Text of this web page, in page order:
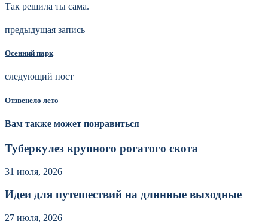
Так решила ты сама.
предыдущая запись
Осенний парк
следующий пост
Отзвенело лето
Вам также может понравиться
Туберкулез крупного рогатого скота
31 июля, 2026
Идеи для путешествий на длинные выходные
27 июля, 2026